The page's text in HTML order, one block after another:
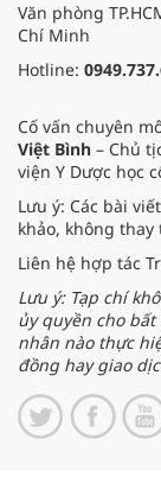
Văn phòng
Chí Minh
Hotline:
Cố vấn chuyên
Việt Bình – Chủ
viện Y Dược học
Lưu ý: Các bài
khảo, không
Liên hệ hợp tác
Lưu ý: Tạp chí
ủy quyền cho
nhân nào thực
đồng hay giao